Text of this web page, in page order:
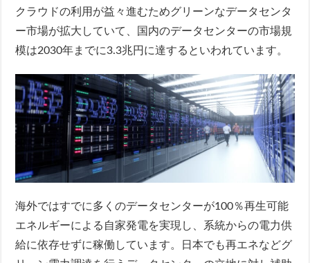
クラウドの利用が益々進むためグリーンなデータセンタ
ー市場が拡大していて、国内のデータセンターの市場規
模は2030年までに3.3兆円に達するといわれています。
海外ではすでに多くのデータセンターが100％再生可能
エネルギーによる自家発電を実現し、系統からの電力供
給に依存せずに稼働しています。日本でも再エネなどグ